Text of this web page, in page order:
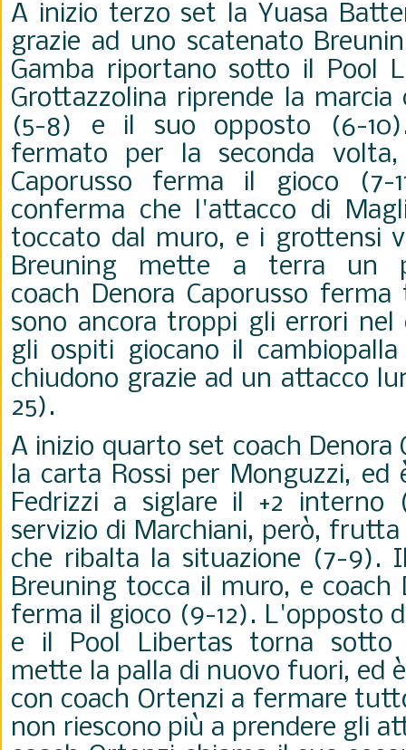
A inizio terzo set la Yuasa
grazie ad uno scatenato
Gamba riportano sotto il Pool
Grottazzolina riprende la
(5-8) e il suo opposto (6-
fermato per la seconda
Caporusso ferma il gioco (7-
conferma che l'attacco di
toccato dal muro, e i grottensi
Breuning mette a terra un
coach Denora Caporusso
sono ancora troppi gli errori nel
gli ospiti giocano il
chiudono grazie ad un attacco
25).
A inizio quarto set coach Denora
la carta Rossi per Monguzzi,
Fedrizzi a siglare il +2
servizio di Marchiani, però,
che ribalta la situazione (7-9).
Breuning tocca il muro, e coach
ferma il gioco (9-12). L'opposto
e il Pool Libertas torna sotto
mette la palla di nuovo fuori, ed
con coach Ortenzi a fermare
non riescono più a prendere gli